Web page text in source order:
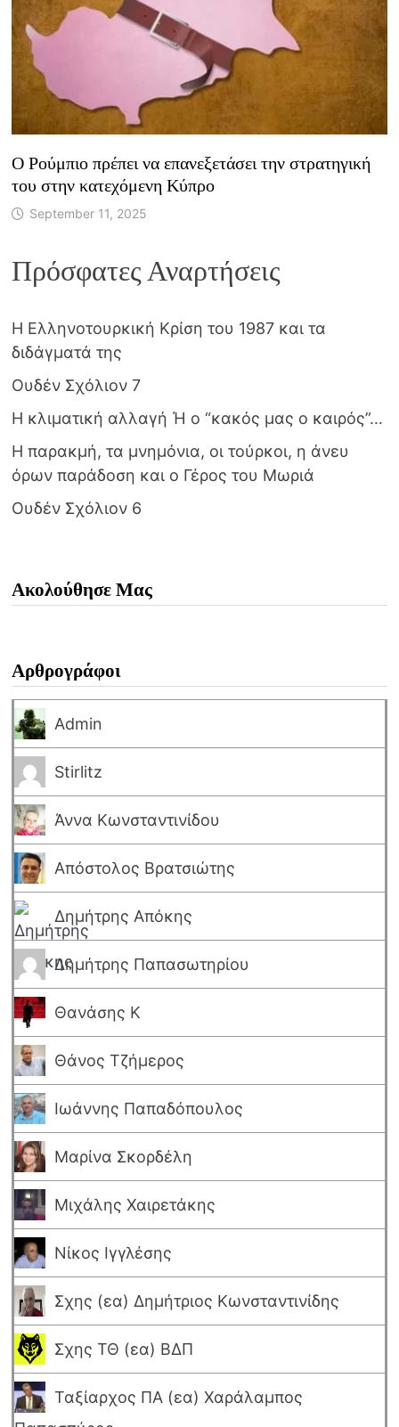
Ο Ρούμπιο πρέπει να επανεξετάσει την στρατηγική
του στην κατεχόμενη Κύπρο
September 11, 2025
Πρόσφατες Αναρτήσεις
Η Ελληνοτουρκική Κρίση του 1987 και τα
διδάγματά της
Ουδέν Σχόλιον 7
Η κλιματική αλλαγή Ή ο “κακός μας ο καιρός”…
Η παρακμή, τα μνημόνια, οι τούρκοι, η άνευ
όρων παράδοση και ο Γέρος του Μωριά
Ουδέν Σχόλιον 6
Ακολούθησε Μας
Αρθρογράφοι
Admin
Stirlitz
Άννα Κωνσταντινίδου
Απόστολος Βρατσιώτης
Δημήτρης Απόκης
Δημήτρης Παπασωτηρίου
Θανάσης Κ
Θάνος Τζήμερος
Ιωάννης Παπαδόπουλος
Μαρίνα Σκορδέλη
Μιχάλης Χαιρετάκης
Νίκος Ιγγλέσης
Σχης (εα) Δημήτριος Κωνσταντινίδης
Σχης ΤΘ (εα) ΒΔΠ
Ταξίαρχος ΠΑ (εα) Χαράλαμπος